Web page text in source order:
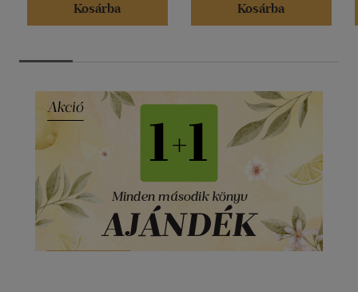
Kosárba
Kosárba